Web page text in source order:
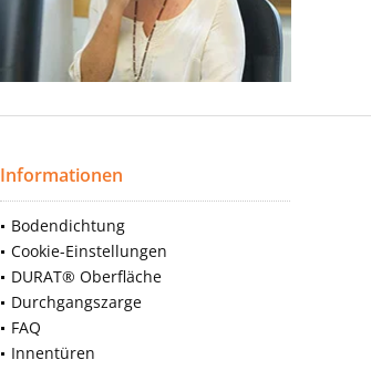
Informationen
Bodendichtung
Cookie-Einstellungen
DURAT® Oberfläche
Durchgangszarge
FAQ
Innentüren